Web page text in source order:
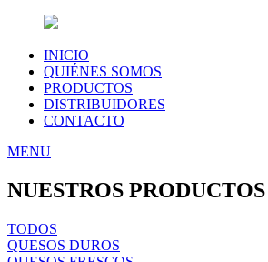
INICIO
QUIÉNES SOMOS
PRODUCTOS
DISTRIBUIDORES
CONTACTO
MENU
NUESTROS PRODUCTOS
TODOS
QUESOS DUROS